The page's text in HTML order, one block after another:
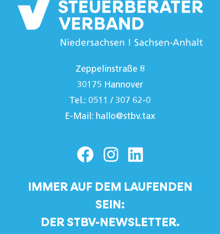
Zeppelinstraße 8
30175 Hannover
Tel.: 0511 / 307 62-0
E-Mail: hallo@stbv.tax
IMMER AUF DEM LAUFENDEN
SEIN:
DER STBV-NEWSLETTER.